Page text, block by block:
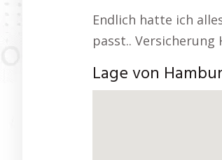
Endlich hatte ich
passt..
Lage von